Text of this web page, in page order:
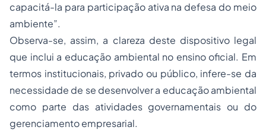
capacitá-la para participação ativa na defesa do meio
ambiente”.
Observa-se, assim, a clareza deste dispositivo legal
que inclui a educação ambiental no ensino oficial. Em
termos institucionais, privado ou público, infere-se da
necessidade de se desenvolver a educação ambiental
como parte das atividades governamentais ou do
gerenciamento empresarial.